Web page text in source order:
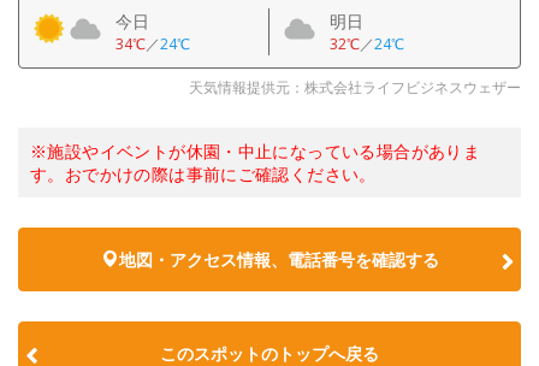
今日
34℃／24℃
明日
32℃／24℃
天気情報提供元：株式会社ライフビジネスウェザー
※施設やイベントが休園・中止になっている場合がありま
す。おでかけの際は事前にご確認ください。
地図・アクセス情報、電話番号を確認する
このスポットのトップへ戻る